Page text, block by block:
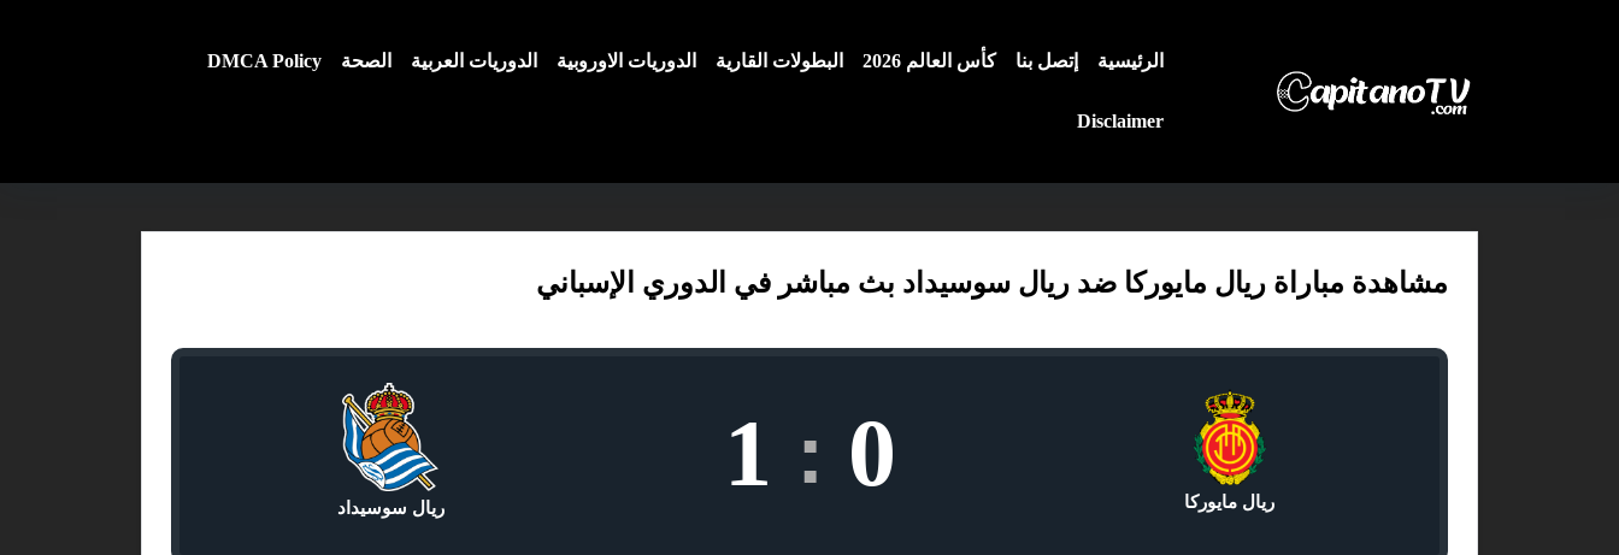
الرئيسية إتصل بنا كأس العالم 2026 البطولات القارية الدوريات الاوروبية الدوريات العربية الصحة DMCA Policy
Disclaimer
مشاهدة مباراة ريال مايوركا ضد ريال سوسيداد بث مباشر في الدوري الإسباني
ريال مايوركا 0
:
1
ريال سوسيداد